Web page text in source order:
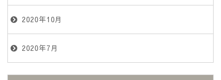
2020年10月
2020年7月